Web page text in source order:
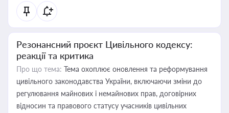
Резонансний проєкт Цивільного кодексу:
реакції та критика
Про що тема: Тема охоплює оновлення та реформування
цивільного законодавства України, включаючи зміни до
регулювання майнових і немайнових прав, договірних
відносин та правового статусу учасників цивільних